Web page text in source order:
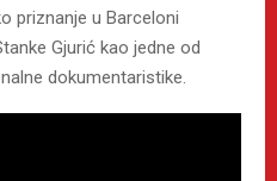
priznanje u Barceloni
Gjurić kao jedne od
dokumentaristike.